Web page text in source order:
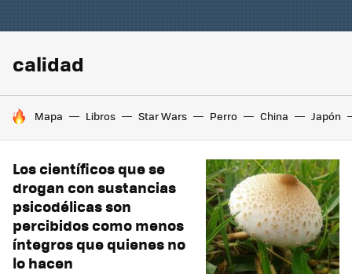
calidad
HOY SE HABLA DE
Mapa Libros Star Wars Perro China Japón
Los científicos que se
drogan con sustancias
psicodélicas son
percibidos como menos
íntegros que quienes no
lo hacen